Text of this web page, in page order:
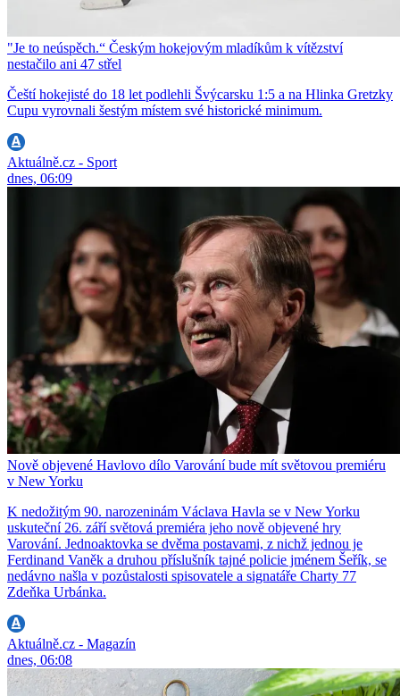
"Je to neúspěch.“ Českým hokejovým mladíkům k vítězství
nestačilo ani 47 střel
Čeští hokejisté do 18 let podlehli Švýcarsku 1:5 a na Hlinka Gretzky
Cupu vyrovnali šestým místem své historické minimum.
Aktuálně.cz - Sport
dnes, 06:09
Nově objevené Havlovo dílo Varování bude mít světovou premiéru
v New Yorku
K nedožitým 90. narozeninám Václava Havla se v New Yorku
uskuteční 26. září světová premiéra jeho nově objevené hry
Varování. Jednoaktovka se dvěma postavami, z nichž jednou je
Ferdinand Vaněk a druhou příslušník tajné policie jménem Šeřík, se
nedávno našla v pozůstalosti spisovatele a signatáře Charty 77
Zdeňka Urbánka.
Aktuálně.cz - Magazín
dnes, 06:08